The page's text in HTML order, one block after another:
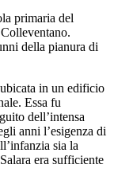
primaria del
della pianura di
in un edificio
Essa fu
dell’intensa
anni l’esigenza di
sia la
era sufficiente